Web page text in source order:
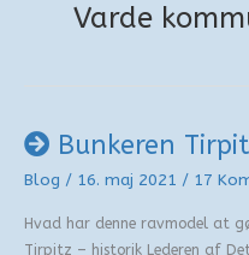
Varde
Bunkeren
Blog / 16. maj 2021 / 17
Hvad har denne ravmodel at
Tirpitz – historik Lederen af